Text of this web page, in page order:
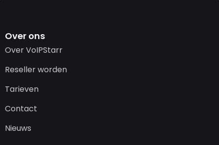
Over ons
Over VoIPStarr
Reseller worden
Tarieven
Contact
Nieuws